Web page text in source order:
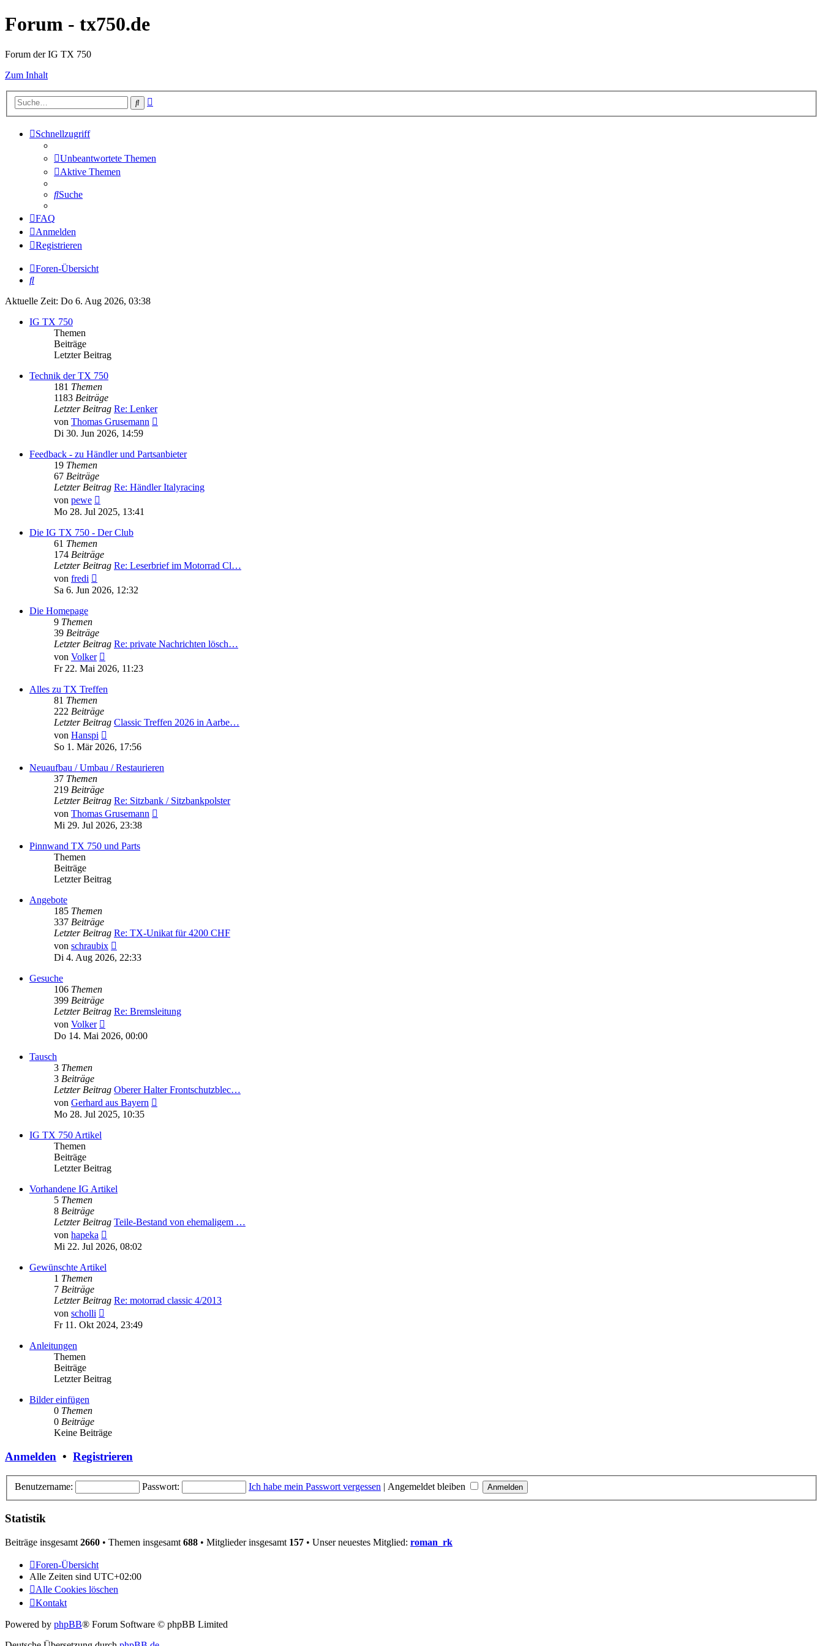
Forum - tx750.de
Forum der IG TX 750
Zum Inhalt
Suche
Schnellzugriff
Unbeantwortete Themen
Aktive Themen
Suche
FAQ
Anmelden
Registrieren
Foren-Übersicht
Suche
Aktuelle Zeit: Do 6. Aug 2026, 03:38
IG TX 750
Themen
Beiträge
Letzter Beitrag
Technik der TX 750
181 Themen
1183 Beiträge
Letzter Beitrag Re: Lenker
von Thomas Grusemann
Di 30. Jun 2026, 14:59
Feedback - zu Händler und Partsanbieter
19 Themen
67 Beiträge
Letzter Beitrag Re: Händler Italyracing
von pewe
Beitrag
Mo 28. Jul 2025, 13:41
Die IG TX 750 - Der Club
61 Themen
174 Beiträge
Letzter Beitrag Re: Leserbrief im Motorrad Cl…
von fredi
Beitrag
Sa 6. Jun 2026, 12:32
Die Homepage
9 Themen
39 Beiträge
Letzter Beitrag Re: private Nachrichten lösch…
von Volker
Beitrag
Fr 22. Mai 2026, 11:23
Alles zu TX Treffen
81 Themen
222 Beiträge
Letzter Beitrag Classic Treffen 2026 in Aarbe…
von Hanspi
Beitrag
So 1. Mär 2026, 17:56
Neuaufbau / Umbau / Restaurieren
37 Themen
219 Beiträge
Letzter Beitrag Re: Sitzbank / Sitzbankpolster
von Thomas Grusemann
Mi 29. Jul 2026, 23:38
Pinnwand TX 750 und Parts
Themen
Beiträge
Letzter Beitrag
Angebote
185 Themen
337 Beiträge
Letzter Beitrag Re: TX-Unikat für 4200 CHF
von schraubix
Beitrag
Di 4. Aug 2026, 22:33
Gesuche
106 Themen
399 Beiträge
Letzter Beitrag Re: Bremsleitung
von Volker
Beitrag
Do 14. Mai 2026, 00:00
Tausch
3 Themen
3 Beiträge
Letzter Beitrag Oberer Halter Frontschutzblec…
von Gerhard aus Bayern
Mo 28. Jul 2025, 10:35
IG TX 750 Artikel
Themen
Beiträge
Letzter Beitrag
Vorhandene IG Artikel
5 Themen
8 Beiträge
Letzter Beitrag Teile-Bestand von ehemaligem …
von hapeka
Beitrag
Mi 22. Jul 2026, 08:02
Gewünschte Artikel
1 Themen
7 Beiträge
Letzter Beitrag Re: motorrad classic 4/2013
von scholli
Beitrag
Fr 11. Okt 2024, 23:49
Anleitungen
Themen
Beiträge
Letzter Beitrag
Bilder einfügen
0 Themen
0 Beiträge
Keine Beiträge
Anmelden • Registrieren
Benutzername: Passwort: Ich habe mein Passwort vergessen | Angemeldet bleiben
Statistik
Beiträge insgesamt 2660 • Themen insgesamt 688 • Mitglieder insgesamt 157 • Unser neuestes Mitglied: roman_rk
Foren-Übersicht
Alle Zeiten sind UTC+02:00
Alle Cookies löschen
Kontakt
Powered by phpBB® Forum Software © phpBB Limited